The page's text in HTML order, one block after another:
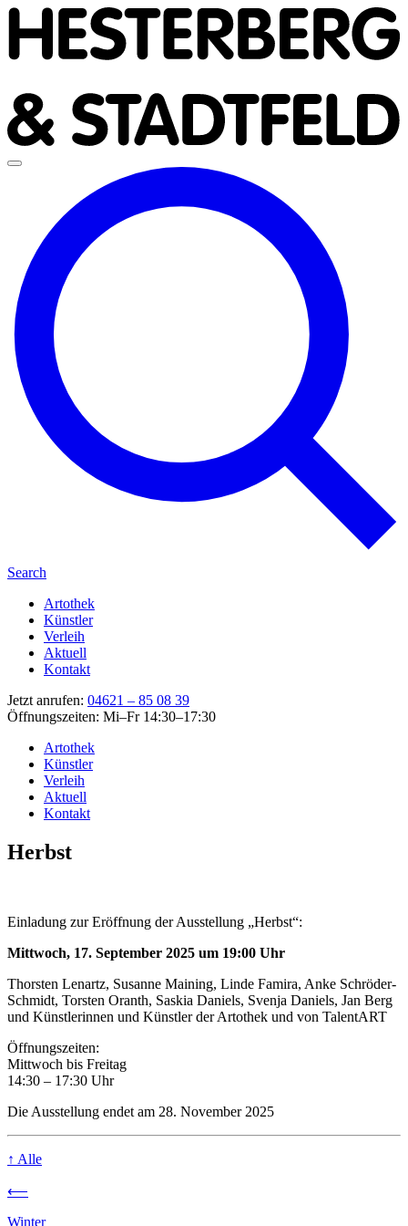
Search
Artothek
Künstler
Verleih
Aktuell
Kontakt
Jetzt anrufen: 04621 – 85 08 39
Öffnungszeiten: Mi–Fr 14:30–17:30
Artothek
Künstler
Verleih
Aktuell
Kontakt
Herbst
Einladung zur Eröffnung der Ausstellung „Herbst“:
Mittwoch, 17. September 2025 um 19:00 Uhr
Thorsten Lenartz, Susanne Maining, Linde Famira, Anke Schröder-
Schmidt, Torsten Oranth, Saskia Daniels, Svenja Daniels, Jan Berg
und Künstlerinnen und Künstler der Artothek und von TalentART
Öffnungszeiten:
Mittwoch bis Freitag
14:30 – 17:30 Uhr
Die Ausstellung endet am 28. November 2025
↑ Alle
⟵
Winter